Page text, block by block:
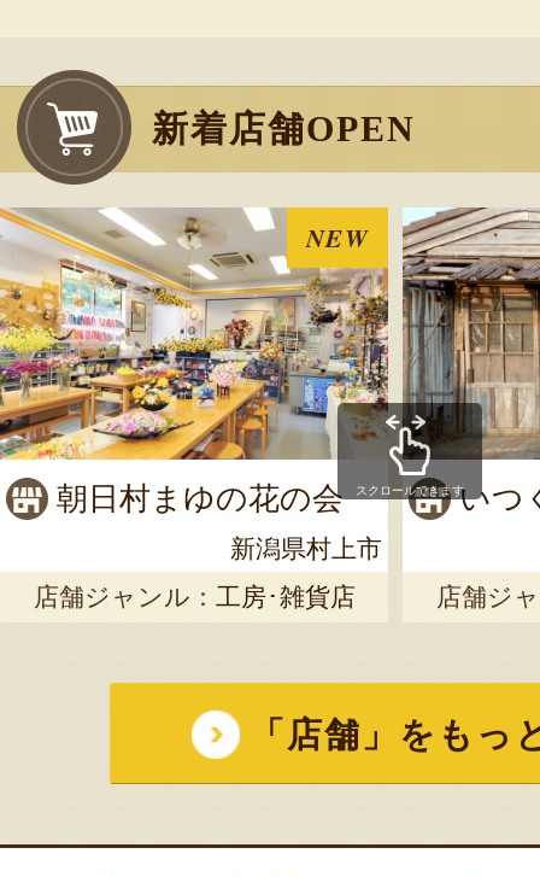
新着店舗OPEN
NEW
朝日村まゆの花の会
新潟県村上市
店舗ジャンル： 工房･雑貨店
いつ
店舗ジ
スクロールできます
「店舗」をもっ